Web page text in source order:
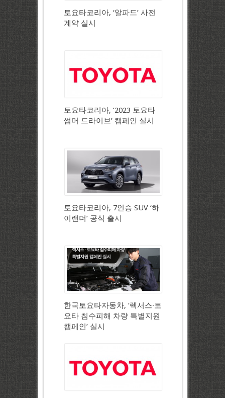
토요타코리아, ‘알파드’ 사전
계약 실시
토요타코리아, ‘2023 토요타
썸머 드라이브’ 캠페인 실시
토요타코리아, 7인승 SUV ‘하
이랜더’ 공식 출시
한국토요타자동차, ‘렉서스∙토
요타 침수피해 차량 특별지원
캠페인’ 실시